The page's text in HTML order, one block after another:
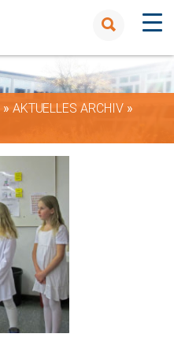
» AKTUELLES ARCHIV»